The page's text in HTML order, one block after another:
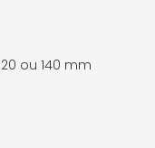
ou 140 mm